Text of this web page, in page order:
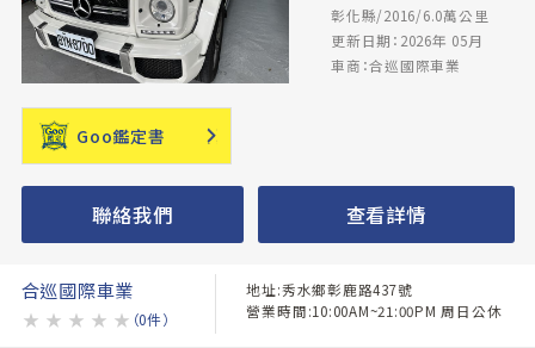
彰化縣/2016/6.0萬公里
更新日期：2026年 05月
車商：合巡國際車業
Goo鑑定書
聯絡我們 查看詳情
合巡國際車業
★ ★ ★ ★ ★ （0件）
地址:秀水鄉彰鹿路437號
營業時間:10:00AM~21:00PM 周日公休